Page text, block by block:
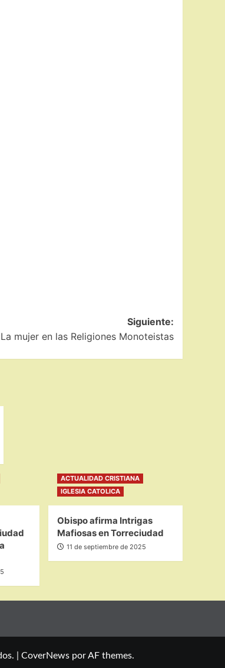
Siguiente:
La mujer en las Religiones Monoteistas
ACTUALIDAD CRISTIANA
IGLESIA CATOLICA
Obispo afirma Intrigas
Mafiosas en Torreciudad
11 de septiembre de 2025
CoverNewspor AF themes.